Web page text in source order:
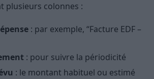
plusieurs colonnes :
: par exemple, “Facture EDF –
: pour suivre la périodicité
: le montant habituel ou estimé